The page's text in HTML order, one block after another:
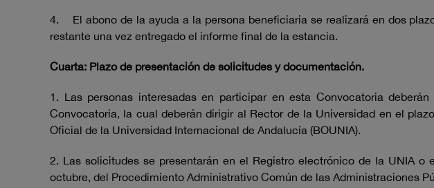
4. El abono de la ayuda a la persona beneficiaria se realizará en dos
restante una vez entregado el informe final de la estancia.
Cuarta: Plazo de presentación de solicitudes y documentación.
1. Las personas interesadas en participar en esta Convocatoria
Convocatoria, la cual deberán dirigir al Rector de la Universidad en el
Oficial de la Universidad Internacional de Andalucía (BOUNIA).
2. Las solicitudes se presentarán en el Registro electrónico de la UNIA
octubre, del Procedimiento Administrativo Común de las Administraciones